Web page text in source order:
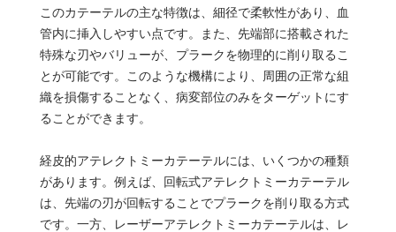
このカテーテルの主な特徴は、細径で柔軟性があり、血
管内に挿入しやすい点です。また、先端部に搭載された
特殊な刃やバリューが、プラークを物理的に削り取るこ
とが可能です。このような機構により、周囲の正常な組
織を損傷することなく、病変部位のみをターゲットにす
ることができます。
経皮的アテレクトミーカテーテルには、いくつかの種類
があります。例えば、回転式アテレクトミーカテーテル
は、先端の刃が回転することでプラークを削り取る方式
です。一方、レーザーアテレクトミーカテーテルは、レ